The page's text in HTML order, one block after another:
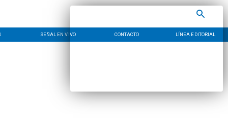
SEÑAL EN VIVO CONTACTO LÍNEA EDITORIAL